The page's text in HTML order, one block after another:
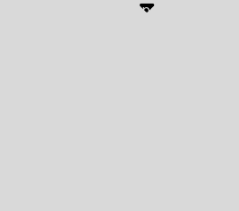
neuropsicológica para tdah preço
na Zona Sul